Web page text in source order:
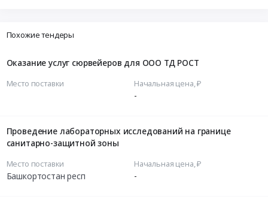
Похожие тендеры
Оказание услуг сюрвейеров для ООО ТД РОСТ
Место поставки Начальная цена, ₽
-
Проведение лабораторных исследований на границе
санитарно-защитной зоны
Место поставки
Башкортостан респ
Начальная цена, ₽
-